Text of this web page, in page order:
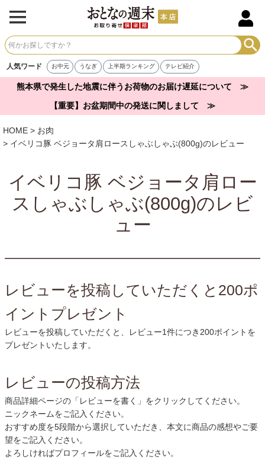
人気ワード お中元 うなぎ 上半期ランキング テレビ紹介
熊本県で発生した地震に伴うお荷物のお届け遅延について ≫
【重要】お盆期間中の発送に関しまして ≫
HOME
お肉
イベリコ豚 ベジョータ肩ロースしゃぶしゃぶ(800g)のレビュー
イベリコ豚 ベジョータ肩ロー
スしゃぶしゃぶ(800g)のレビ
ュー
レビューを投稿していただくと200ポ
イントプレゼント
レビューを投稿していただくと、レビュー1件につき200ポイントを
プレゼントいたします。
レビューの投稿方法
商品詳細ページの「レビューを書く」をクリックしてください。
ニックネームをご記入ください。
おすすめ度を5段階から選択していただき、本文に商品の感想やご要
望をご記入ください。
よろしければプロフィールをご記入ください。